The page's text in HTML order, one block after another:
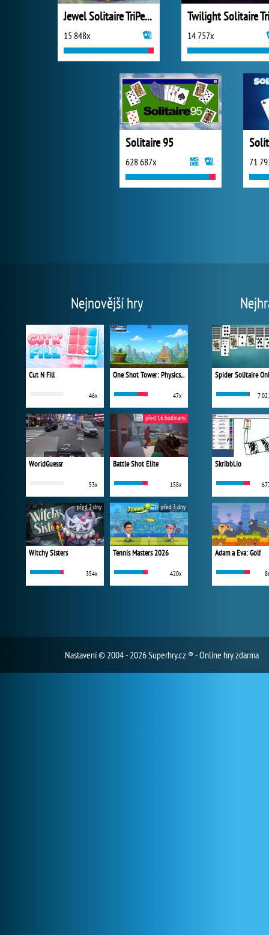
Jewel Solitaire TriPeaks
15 848x 14 757x
Solitaire 95
628 687x 71
Nejnovější hry
Cut N Fill
46x
One Shot Tower: Physics Destroyer
47x
WorldGuessr
53x
Battle Shot Elite
158x
před 16 hodinami
Witchy Sisters
354x
před 2 dny
Tennis Masters 2026
420x
před 3 dny
Spider Solitaire
7
Skribbl.io
Adam a Eva: Golf
Nastavení© 2004 - 2026 Superhry.cz ® - Online hry zdarma